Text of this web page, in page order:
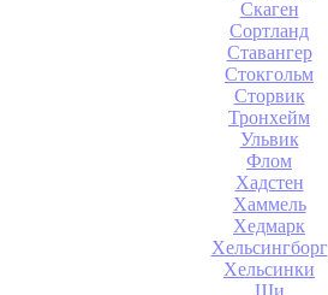
Скаген
Сортланд
Ставангер
Стокгольм
Сторвик
Тронхейм
Ульвик
Флом
Хадстен
Хаммель
Хедмарк
Хельсингборг
Хельсинки
Ши